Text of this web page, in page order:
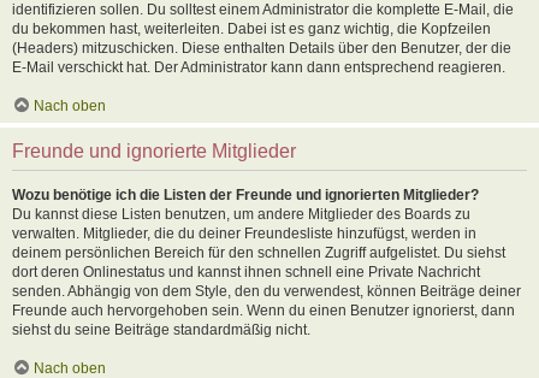
identifizieren sollen. Du solltest einem Administrator die komplette E-Mail, die
du bekommen hast, weiterleiten. Dabei ist es ganz wichtig, die Kopfzeilen
(Headers) mitzuschicken. Diese enthalten Details über den Benutzer, der die
E-Mail verschickt hat. Der Administrator kann dann entsprechend reagieren.
Nach oben
Freunde und ignorierte Mitglieder
Wozu benötige ich die Listen der Freunde und ignorierten Mitglieder?
Du kannst diese Listen benutzen, um andere Mitglieder des Boards zu
verwalten. Mitglieder, die du deiner Freundesliste hinzufügst, werden in
deinem persönlichen Bereich für den schnellen Zugriff aufgelistet. Du siehst
dort deren Onlinestatus und kannst ihnen schnell eine Private Nachricht
senden. Abhängig von dem Style, den du verwendest, können Beiträge deiner
Freunde auch hervorgehoben sein. Wenn du einen Benutzer ignorierst, dann
siehst du seine Beiträge standardmäßig nicht.
Nach oben